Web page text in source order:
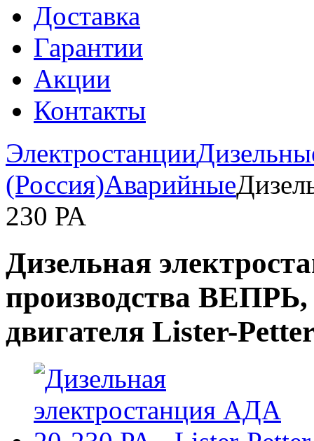
Доставка
Гарантии
Акции
Контакты
Электростанции
(Россия)Аварийные
230 РА
Дизельная
производства ВЕПРЬ,
двигателя Lister-